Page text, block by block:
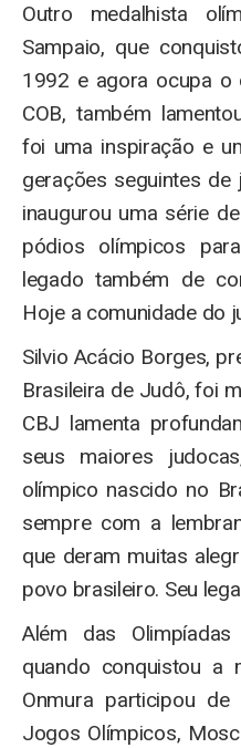
Outro medalhista
Sampaio, que
1992 e agora ocupa o
COB, também
foi uma inspiração e
gerações seguintes de
inaugurou uma série
pódios olímpicos
legado também de
Hoje a comunidade do
Silvio Acácio Borges,
Brasileira de Judô, foi
CBJ lamenta
seus maiores
olímpico nascido no
sempre com a
que deram muitas
povo brasileiro. Seu
Além das
quando conquistou a
Onmura participou
Jogos Olímpicos,